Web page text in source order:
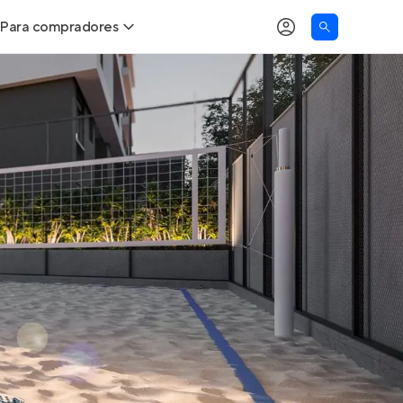
Para compradores
Buscar um imóvel novo
Calcule seu Poder de Compra
Comprar x Alugar
Correção do INCC
Simulador de Financiamento
Encontre um corretor